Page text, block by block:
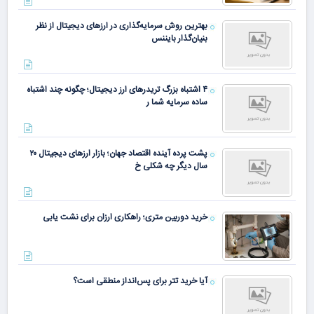
بهترین روش سرمایه‌گذاری در ارزهای دیجیتال از نظر
بنیان‌گذار بایننس
۴ اشتباه بزرگ تریدرهای ارز دیجیتال؛ چگونه چند اشتباه
ساده سرمایه شما ر
پشت پرده آینده اقتصاد جهان؛ بازار ارزهای دیجیتال ۲۰
سال دیگر چه شکلی خ
خرید دوربین متری؛ راهکاری ارزان برای نشت یابی
آیا خرید تتر برای پس‌انداز منطقی است؟